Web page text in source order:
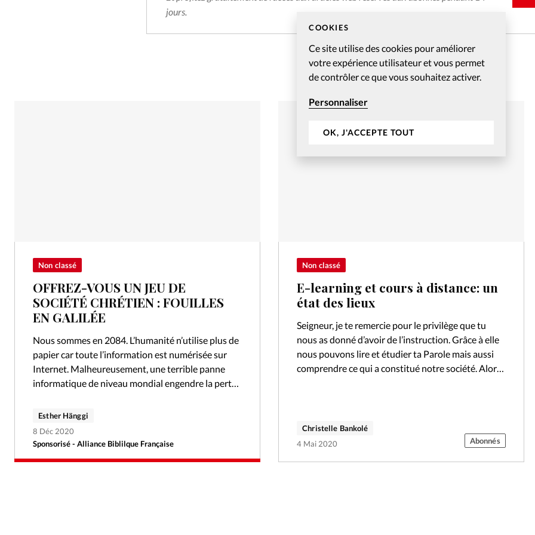
COOKIES
Ce site utilise des cookies pour améliorer
votre expérience utilisateur et vous permet
de contrôler ce que vous souhaitez activer.
Personnaliser
OK, J'ACCEPTE TOUT
jours.
Non classé
OFFREZ-VOUS UN JEU DE
SOCIÉTÉ CHRÉTIEN : FOUILLES
EN GALILÉE
Nous sommes en 2084. L’humanité n’utilise plus de
papier car toute l’information est numérisée sur
Internet. Malheureusement, une terrible panne
informatique de niveau mondial engendre la perte
Sponsorisé - Alliance Biblilque Française
Esther Hänggi
8 Déc 2020
Non classé
E-learning et cours à distance: un
état des lieux
Seigneur, je te remercie pour le privilège que tu
nous as donné d’avoir de l’instruction. Grâce à elle
nous pouvons lire et étudier ta Parole mais aussi
comprendre ce qui a constitué notre société. Alors,
Christelle Bankolé
4 Mai 2020
Abonnés